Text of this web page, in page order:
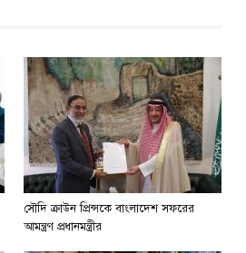
সৌদি ক্রাউন প্রিন্সকে বাংলাদেশ সফরের
আমন্ত্রণ প্রধানমন্ত্রীর